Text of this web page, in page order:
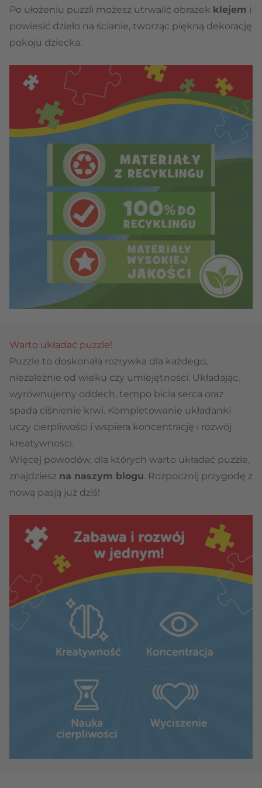
Po ułożeniu puzzli możesz utrwalić obrazek klejem i
powiesić dzieło na ścianie, tworząc piękną dekorację
pokoju dziecka.
Warto układać puzzle!
Puzzle to doskonała rozrywka dla każdego,
niezależnie od wieku czy umiejętności. Układając,
wyrównujemy oddech, tempo bicia serca oraz
spada ciśnienie krwi. Kompletowanie układanki
uczy cierpliwości i wspiera koncentrację i rozwój
kreatywności.
Więcej powodów, dla których warto układać puzzle,
znajdziesz na naszym blogu. Rozpocznij przygodę z
nową pasją już dziś!